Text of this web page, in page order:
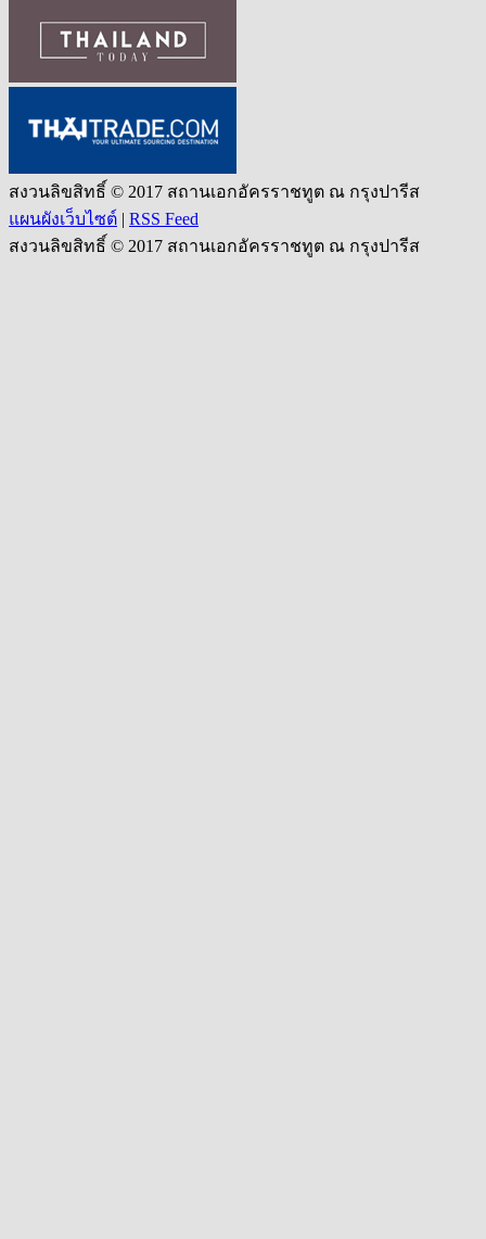
สงวนลิขสิทธิ์ © 2017 สถานเอกอัครราชทูต ณ กรุงปารีส
แผนผังเว็บไซต์ | RSS Feed
สงวนลิขสิทธิ์ © 2017 สถานเอกอัครราชทูต ณ กรุงปารีส